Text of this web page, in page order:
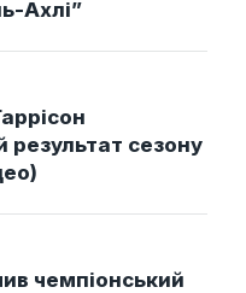
Ахлі”
сезону
чемпіонський